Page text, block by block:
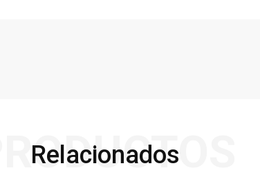
Relacionados
PRODUCTOS